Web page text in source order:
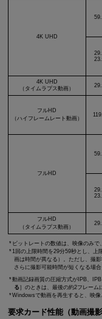
4K UHD
4K UHD
（タイムラプス動画）
フルHD
（ハイフレームレート動画）
フルHD
フルHD
（タイムラプス動画）
ビットレートの数値は、映像のみで
1回の上限時間を29分59秒とし、上
画は時間が異なる）。ただし、撮
さらに撮影可能時間が短くなる場合
動画記録画質の圧縮方式がIPB、
る ］のときは、最後の約2フレーム
Windowsで動画を再生すると、映
要求カード性能（動画撮